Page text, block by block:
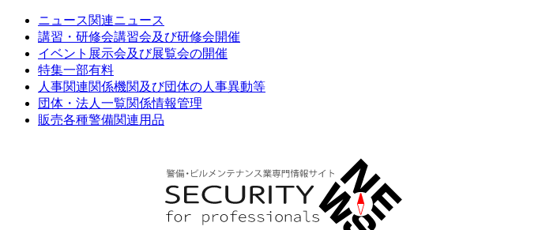
ニュース関連ニュース
講習・研修会講習会及び研修会開催
イベント 展示会及び展覧会の開催
特集一部有料
人事関連関係機関及び団体の人事異動等
団体・法人一覧関係情報管理
販売各種警備関連用品